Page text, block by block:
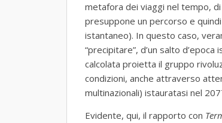
metafora dei viaggi nel tempo,
presuppone un percorso e
istantaneo). In questo caso,
“precipitare”, d’un salto
calcolata proietta il gruppo
condizioni, anche attraverso
multinazionali) istauratasi nel
Evidente, qui, il rapporto con